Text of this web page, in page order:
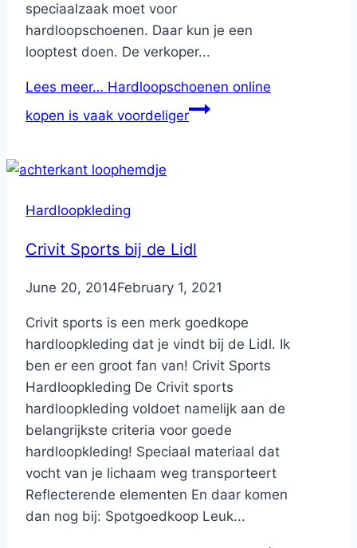
speciaalzaak moet voor
hardloopschoenen. Daar kun je een
looptest doen. De verkoper...
Lees meer… Hardloopschoenen online
kopen is vaak voordeliger
Hardloopkleding
Crivit Sports bij de Lidl
ByNicole
June 20, 2014February 1, 2021
Crivit sports is een merk goedkope
hardloopkleding dat je vindt bij de Lidl. Ik
ben er een groot fan van! Crivit Sports
Hardloopkleding De Crivit sports
hardloopkleding voldoet namelijk aan de
belangrijkste criteria voor goede
hardloopkleding! Speciaal materiaal dat
vocht van je lichaam weg transporteert
Reflecterende elementen En daar komen
dan nog bij: Spotgoedkoop Leuk...